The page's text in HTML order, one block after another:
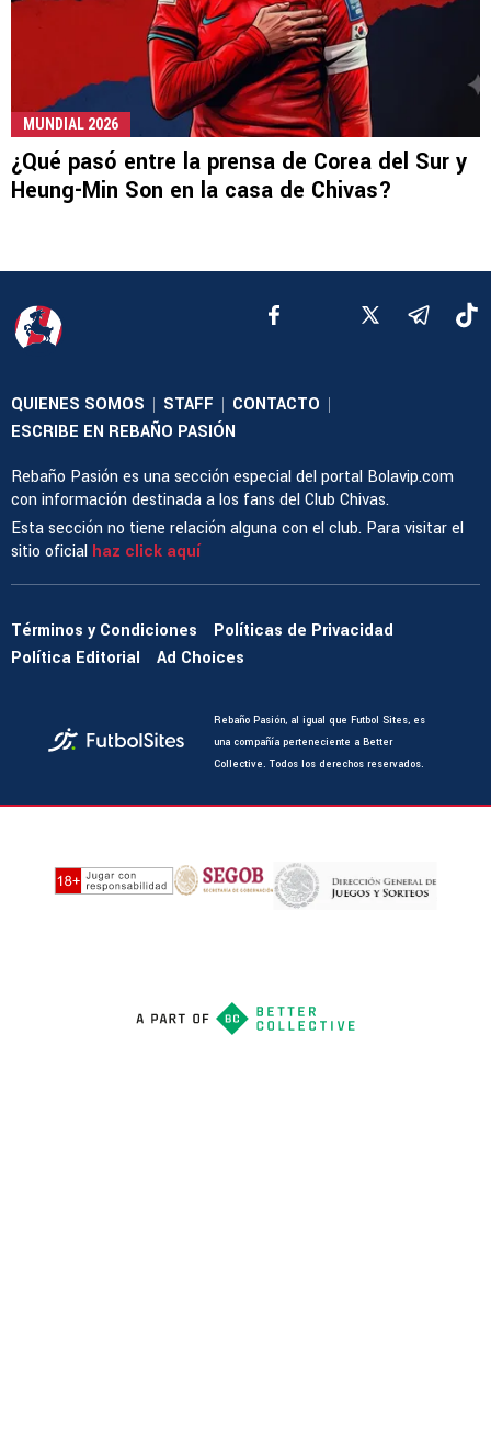
MUNDIAL 2026
¿Qué pasó entre la prensa de Corea del Sur y
Heung-Min Son en la casa de Chivas?
QUIENES SOMOS | STAFF | CONTACTO |
ESCRIBE EN REBAÑO PASIÓN
Rebaño Pasión es una sección especial del portal Bolavip.com
con información destinada a los fans del Club Chivas.
Esta sección no tiene relación alguna con el club. Para visitar el
sitio oficial haz click aquí
Términos y Condiciones
Políticas de Privacidad
Política Editorial
Ad Choices
Rebaño Pasión, al igual que Futbol Sites, es
una compañía perteneciente a Better
Collective. Todos los derechos reservados.